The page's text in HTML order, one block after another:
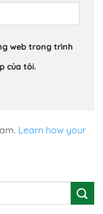
web trong trình
của tôi.
Learn how your